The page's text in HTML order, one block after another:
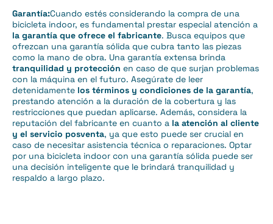
Garantía:Cuando estés considerando la compra de una
bicicleta indoor, es fundamental prestar especial atención a
la garantía que ofrece el fabricante. Busca equipos que
ofrezcan una garantía sólida que cubra tanto las piezas
como la mano de obra. Una garantía extensa brinda
tranquilidad y protección en caso de que surjan problemas
con la máquina en el futuro. Asegúrate de leer
detenidamente los términos y condiciones de la garantía,
prestando atención a la duración de la cobertura y las
restricciones que puedan aplicarse. Además, considera la
reputación del fabricante en cuanto a la atención al cliente
y el servicio posventa, ya que esto puede ser crucial en
caso de necesitar asistencia técnica o reparaciones. Optar
por una bicicleta indoor con una garantía sólida puede ser
una decisión inteligente que le brindará tranquilidad y
respaldo a largo plazo.